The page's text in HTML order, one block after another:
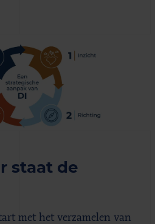
staat de
met het verzamelen van